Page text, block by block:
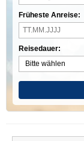
Früheste Anreise:
Reisedauer: